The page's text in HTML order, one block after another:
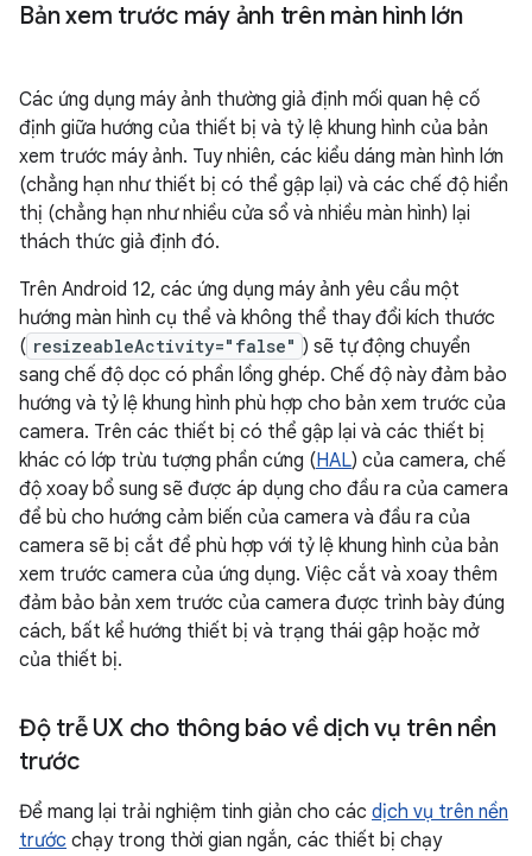
Bản xem trước máy ảnh trên màn hình lớn
Các ứng dụng máy ảnh thường giả định mối quan hệ cố
định giữa hướng của thiết bị và tỷ lệ khung hình của bản
xem trước máy ảnh. Tuy nhiên, các kiểu dáng màn hình lớn
(chẳng hạn như thiết bị có thể gập lại) và các chế độ hiển
thị (chẳng hạn như nhiều cửa sổ và nhiều màn hình) lại
thách thức giả định đó.
Trên Android 12, các ứng dụng máy ảnh yêu cầu một
hướng màn hình cụ thể và không thể thay đổi kích thước
( resizeableActivity="false" ) sẽ tự động chuyển
sang chế độ dọc có phần lồng ghép. Chế độ này đảm bảo
hướng và tỷ lệ khung hình phù hợp cho bản xem trước của
camera. Trên các thiết bị có thể gập lại và các thiết bị
khác có lớp trừu tượng phần cứng (HAL) của camera, chế
độ xoay bổ sung sẽ được áp dụng cho đầu ra của camera
để bù cho hướng cảm biến của camera và đầu ra của
camera sẽ bị cắt để phù hợp với tỷ lệ khung hình của bản
xem trước camera của ứng dụng. Việc cắt và xoay thêm
đảm bảo bản xem trước của camera được trình bày đúng
cách, bất kể hướng thiết bị và trạng thái gập hoặc mở
của thiết bị.
Độ trễ UX cho thông báo về dịch vụ trên nền
trước
Để mang lại trải nghiệm tinh giản cho các dịch vụ trên nền
trước chạy trong thời gian ngắn, các thiết bị chạy